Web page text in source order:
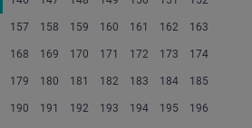
157 158 159 160 161 162 163
168 169 170 171 172 173 174
179 180 181 182 183 184 185
190 191 192 193 194 195 196